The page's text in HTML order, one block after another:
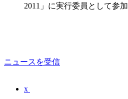
2011」に実行委員として参加
ニュースを受信
x